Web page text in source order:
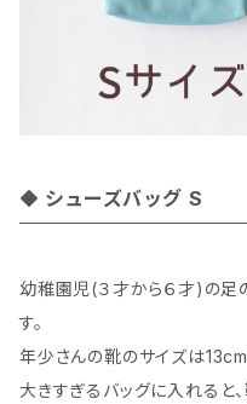
シューズバッグ S
幼稚園児(３才から６才)の足
す。
年少さんの靴のサイズは13cm
大きすぎるバッグに入れると